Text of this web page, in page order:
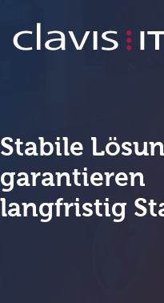
Stabile
garantieren
langfristig